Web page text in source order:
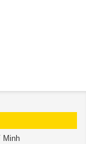
Minh